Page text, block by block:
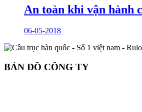
An toàn khi vận hành
06-05-2018
BẢN ĐỒ CÔNG TY